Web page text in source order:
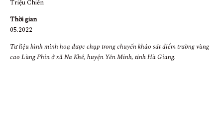
Triệu Chiến
Thời gian
05.2022
Tư liệu hình minh hoạ được chụp trong chuyến khảo sát điểm trường vùng
cao Lùng Phin ở xã Na Khê, huyện Yên Minh, tỉnh Hà Giang.